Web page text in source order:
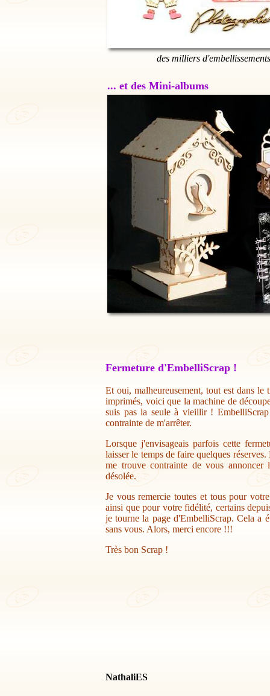
des milliers
... et des Mini-albums
Fermeture d'EmbelliScrap !
Et oui, malheureusement, tout est dans
imprimés, voici que la machine de
suis pas la seule à vieillir !
contrainte de m'arrêter.
Lorsque j'envisageais parfois cette
laisser le temps de faire quelques
me trouve contrainte de vous annoncer
désolée.
Je vous remercie toutes et tous pour
ainsi que pour votre fidélité, certains
je tourne la page d'EmbelliScrap. Cela a
sans vous. Alors, merci encore !!!
Très bon Scrap !
NathaliES